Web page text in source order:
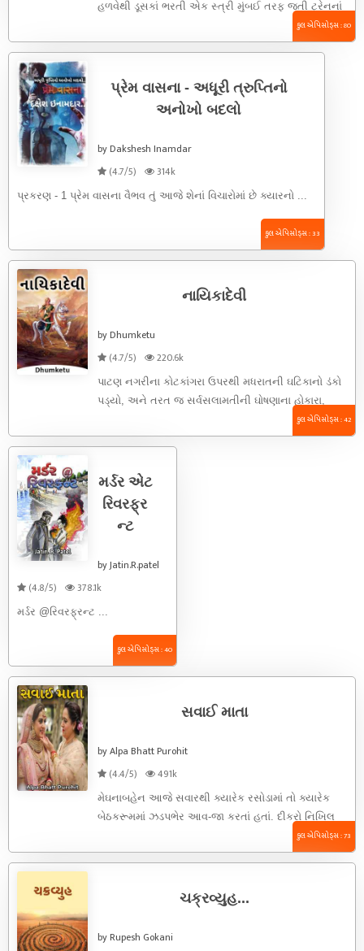
હળવેથી ડૂસકાં ભરતી એક સ્ત્રી મુંબઈ તરફ જતી ટ્રેનનાં
કુલ એપિસોડ્સ : 80
પ્રેમ વાસના - અધૂરી ત્રુપ્તિનો
અનોખો બદલો
by Dakshesh Inamdar
(4.7/5)
314k
પ્રકરણ - 1 પ્રેમ વાસના વૈભવ તું આજે શેનાં વિચારોમાં છે ક્યારનો ...
કુલ એપિસોડ્સ : 33
નાયિકાદેવી
by Dhumketu
(4.7/5)
220.6k
પાટણ નગરીના કોટકાંગરા ઉપરથી મધરાતની ઘટિકાનો ડંકો
પડ્યો, અને તરત જ સર્વસલામતીની ઘોષણાના હોકારા,
કુલ એપિસોડ્સ : 42
મર્ડર એટ
રિવરફ્ર
ન્ટ
by Jatin.R.patel
(4.8/5)
378.1k
મર્ડર @રિવરફ્રન્ટ ...
કુલ એપિસોડ્સ : 40
સવાઈ માતા
by Alpa Bhatt Purohit
(4.4/5)
491k
મેઘનાબહેન આજે સવારથી ક્યારેક રસોડામાં તો ક્યારેક
બેઠકરૂમમાં ઝડપભેર આવ-જા કરતાં હતાં. દીકરો નિખિલ
કુલ એપિસોડ્સ : 73
ચક્રવ્યુહ...
by Rupesh Gokani